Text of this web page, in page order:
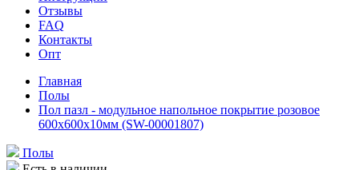
Отзывы
FAQ
Контакты
Опт
Главная
Полы
Пол пазл - модульное напольное покрытие розовое
600x600x10мм (SW-00001807)
Полы